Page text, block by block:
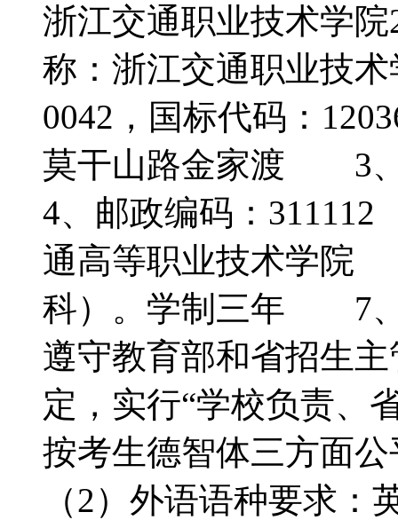
浙江交通职业技术学
称：浙江交通职业技
0042，国标代码：
莫干山路金家渡 3
4、邮政编码：
通高等职业技术学院
科）。学制三年 7
遵守教育部和省招生
定，实行“学校负责、
按考生德智体三方
（2）外语语种要求